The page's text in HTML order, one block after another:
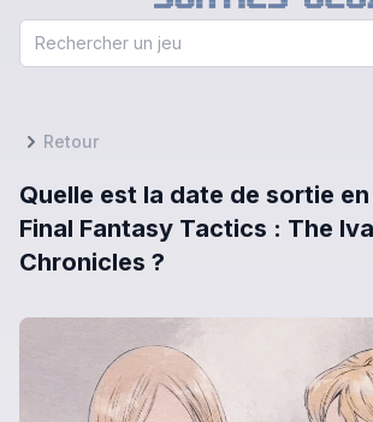
Retour
Quelle est la date de sortie
Final Fantasy Tactics : The
Chronicles ?